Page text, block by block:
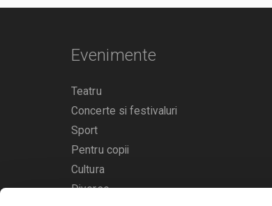
Evenimente
Teatru
Concerte si festivaluri
Sport
Pentru copii
Cultura
Diverse